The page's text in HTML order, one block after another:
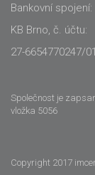
Bankovní spojení:
KB Brno, č. účtu:
27-6654770247/
Společnost je
vložka 5056
Copyright 2017